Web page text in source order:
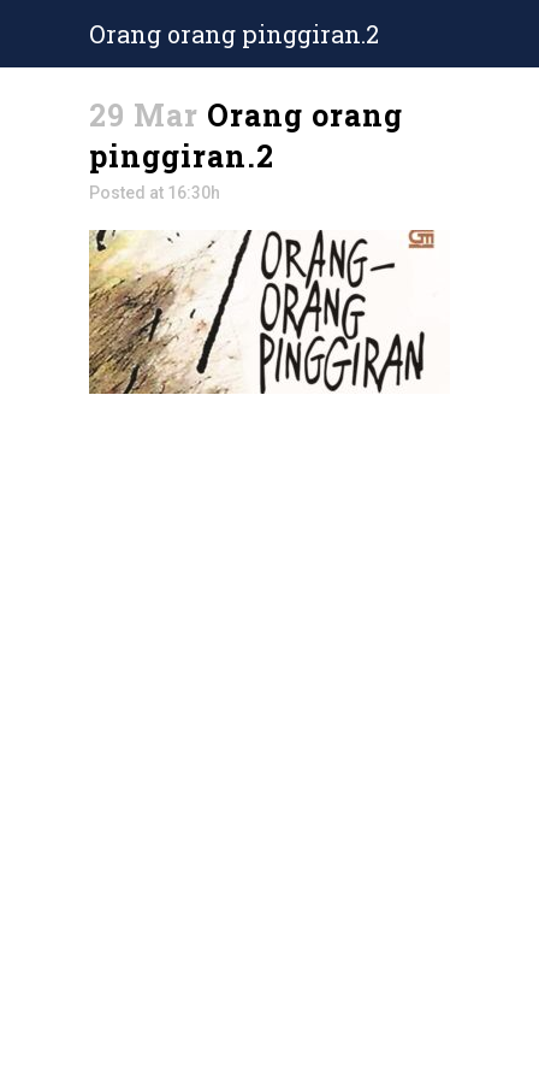
Orang orang pinggiran.2
29 Mar Orang orang
pinggiran.2
Posted at 16:30h